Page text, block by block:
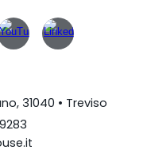
31040 • Treviso